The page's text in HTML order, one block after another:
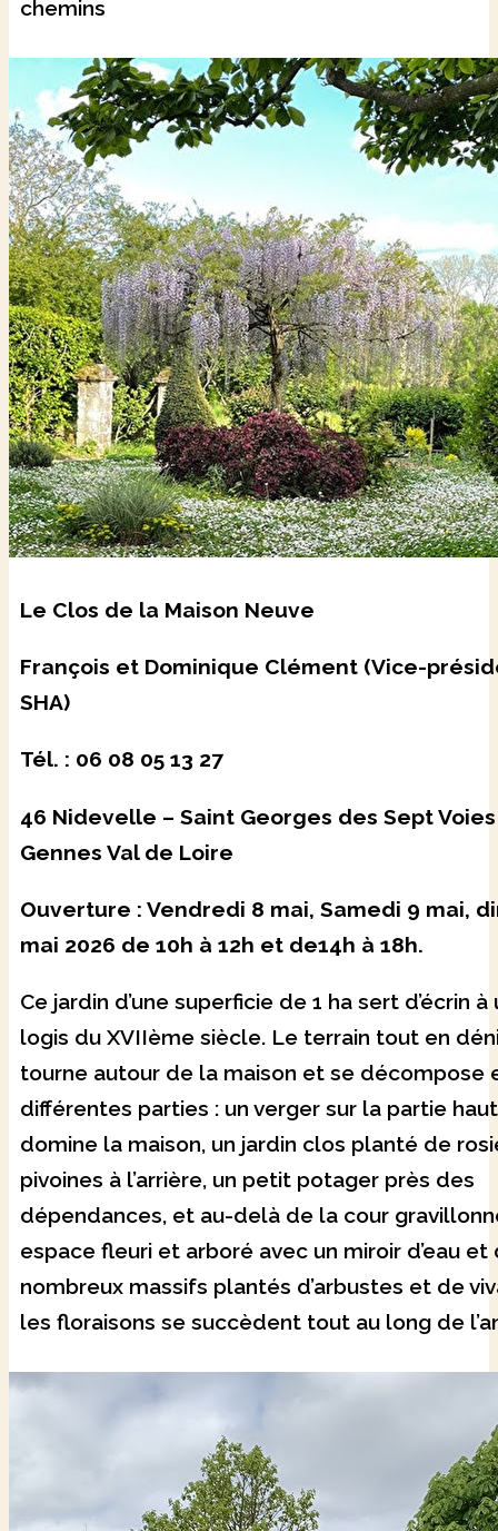
chemins
Le Clos de la Maison Neuve
François et Dominique Clément (Vice-
SHA)
Tél. : 06 08 05 13 27
46 Nidevelle – Saint Georges des Sept Voies
Gennes Val de Loire
Ouverture : Vendredi 8 mai, Samedi 9 mai,
mai 2026 de 10h à 12h et de14h à 18h.
Ce jardin d’une superficie de 1 ha sert d’écrin
logis du XVIIème siècle. Le terrain tout en
tourne autour de la maison et se décompose
différentes parties : un verger sur la partie
domine la maison, un jardin clos planté de
pivoines à l’arrière, un petit potager près des
dépendances, et au-delà de la cour
espace fleuri et arboré avec un miroir d’eau et
nombreux massifs plantés d’arbustes et de
les floraisons se succèdent tout au long de